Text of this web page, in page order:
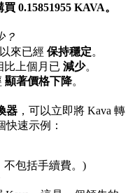
0.15851955 KAVA。
？
來已經 保持穩定。
比上個月已 減少。
顯著價格下降。
器 ，可以立即將 Kava 轉
快速示例：
不包括手續費。)